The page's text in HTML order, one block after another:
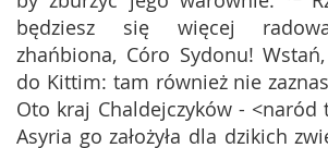
będziesz się więcej
zhańbiona, Córo Sydonu!
do Kittim: tam również nie
Oto kraj Chaldejczyków - <naród
Asyria go założyła dla dzikich